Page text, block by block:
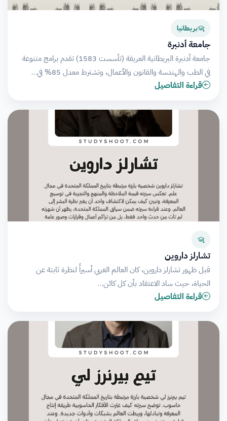
بريطانيا
جامعة أدنبرة
جامعة أدنبرة البريطانية العريقة (تأسست 1583) تقدم برامج متنوعة
في الطب والهندسة والقانون والأعمال، وتشترط معدل 85% في…
قراءة التفاصيل
تشارلز داروين
قبل ظهور تشارلز داروين، كان العالم الغربي أسيراً لنظرة ثابتة عن
الحياة، حيث ساد الاعتقاد بأن كل كائن…
قراءة التفاصيل